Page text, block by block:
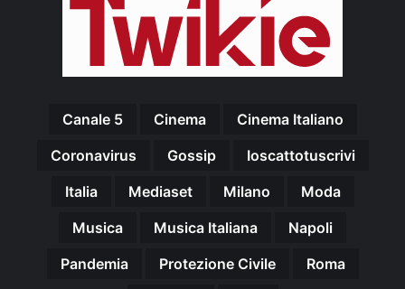
Canale 5 Cinema
Cinema Italiano
Coronavirus
Gossip
Ioscattotuscrivi
Italia
Mediaset Milano
Moda
Musica
Musica Italiana
Napoli
Pandemia
Protezione Civile
Roma